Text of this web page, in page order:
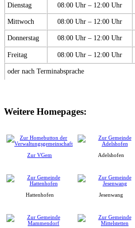
Dienstag 08:00 Uhr – 12:00 Uhr
Mittwoch 08:00 Uhr – 12:00 Uhr
Donnerstag 08:00 Uhr – 12:00 Uhr
Freitag 08:00 Uhr – 12:00 Uhr
oder nach Terminabsprache
Weitere Homepages:
Zur VGem Adelshofen
Hattenhofen Jesenwang